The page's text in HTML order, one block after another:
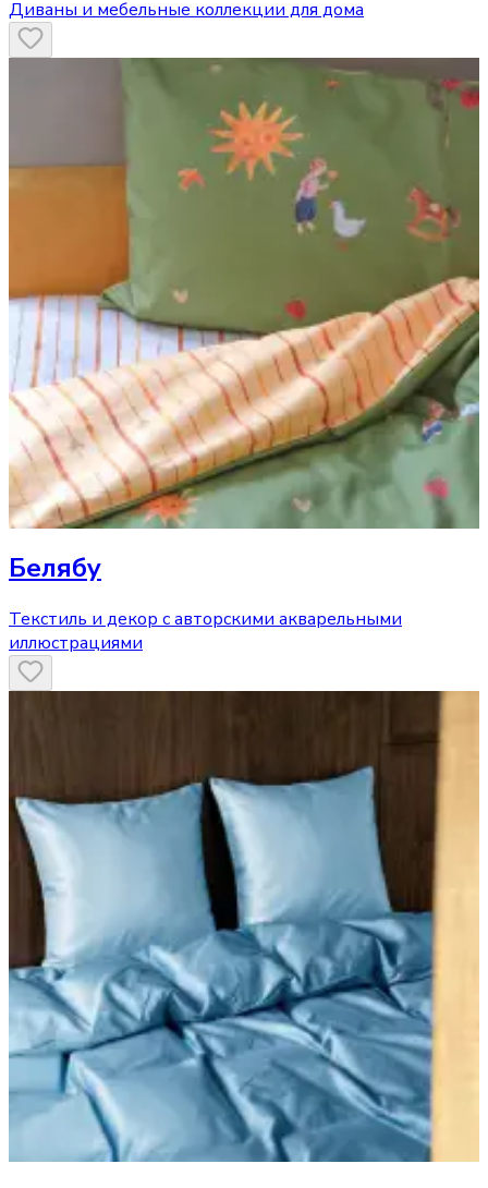
Диваны и мебельные коллекции для дома
Белябу
Текстиль и декор с авторскими акварельными
иллюстрациями